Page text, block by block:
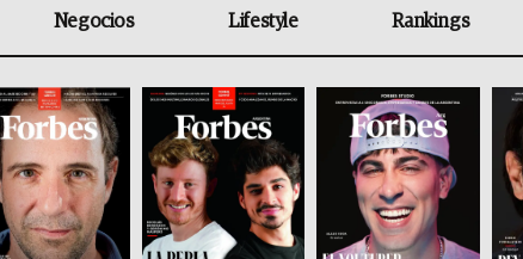
Negocios Lifestyle Rankings